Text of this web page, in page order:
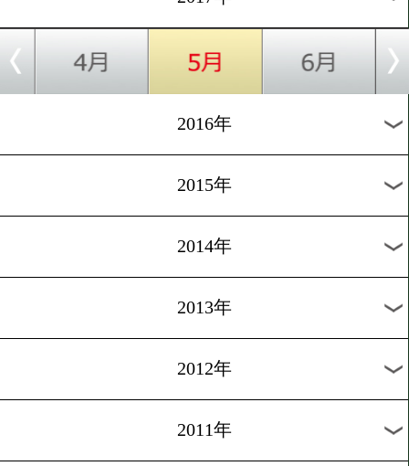
2024年
2023年
2022年
2020年
2019年